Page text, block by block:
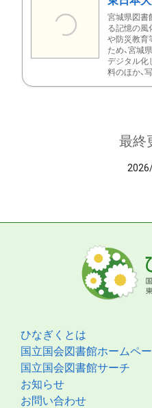
宮城県図書
る記憶の風
や防災教育
ため、宮城
デジタル化
料のほか、
最終
ひなぎくとは
国立国会図書館ホームペ
国立国会図書館サーチ
お知らせ
お問い合わせ